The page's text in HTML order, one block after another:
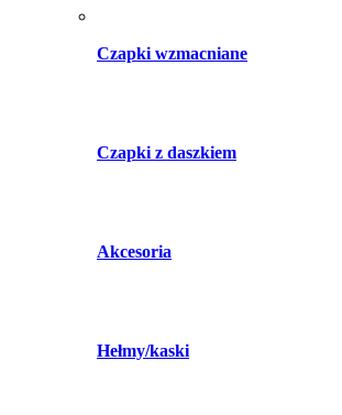
Czapki wzmacniane
Czapki z daszkiem
Akcesoria
Hełmy/kaski